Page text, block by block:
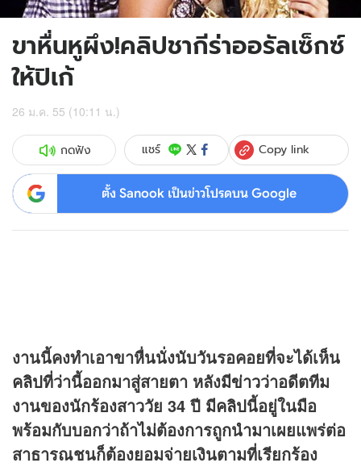
ขาหื่นหูผึง!คลิปชากีร่าออรัลเซ็กซ์
ให้ปิเก้
26 ม.ค. 55 (10:11 น.)
กดฟัง แชร์ Copy link
ตั้ง Sanook เป็นข่าวโปรดบน Google
งานนี้คงทำเอาขาหื่นนั่งนับวันรอคอยที่จะได้เห็น
คลิปที่ว่านี้ออกมาสู่สายตา หลังมีข่าวว่าอดีตทีม
งานของนักร้องสาววัย 34 ปี มีคลิปนี้อยู่ในมือ
พร้อมกับบอกว่าถ้าไม่ต้องการถูกนำมาเผยแพร่ต่อ
สาธารณชนก็ต้องยอมจ่ายเงินตามที่เรียกร้อง